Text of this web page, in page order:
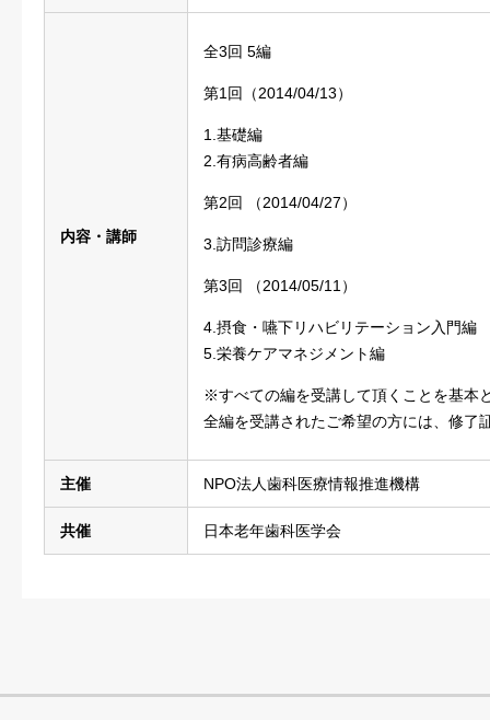
内容・講師
全3回 5編
第1回（2014/04/13）
1.基礎編
2.有病高齢者編
第2回 （2014/04/27）
3.訪問診療編
第3回 （2014/05/11）
4.摂食・嚥下リハビリテーション入門編
5.栄養ケアマネジメント編
※すべての編を受講して頂くことを基本
全編を受講されたご希望の方には、修了
主催 NPO法人歯科医療情報推進機構
共催 日本老年歯科医学会